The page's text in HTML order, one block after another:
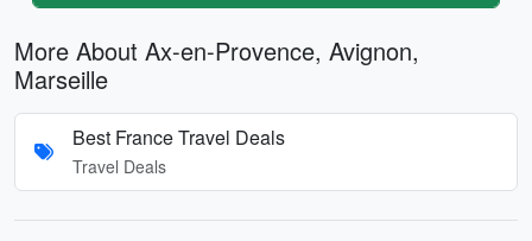
More About Ax-en-Provence, Avignon,
Marseille
Best France Travel Deals
Travel Deals